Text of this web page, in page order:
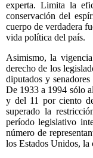
experta. Limita la
conservación del
cuerpo de verdadera
vida política del país.
Asimismo, la
derecho de los
diputados y
De 1933 a 1994 sólo
y del 11 por ciento
superado la
período legislativo
número de
los Estados Unidos, la